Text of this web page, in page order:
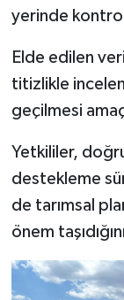
yerinde
Elde edilen
titizlikle
geçilmesi
Yetkililer,
destekleme
de tarımsal
önem
Teknoloji
Türkiye
Video
Yaşam
Yemek